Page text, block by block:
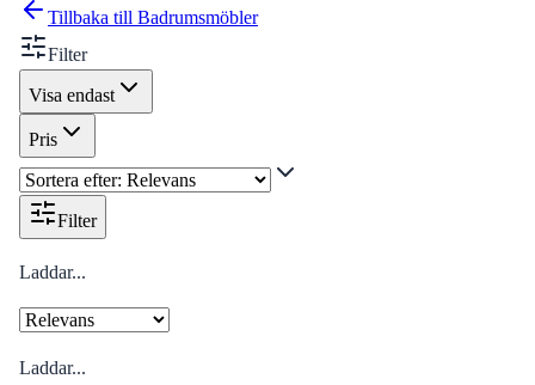
Tillbaka till Badrumsmöbler
Filter
Visa endast
Pris
Filter
Laddar...
Laddar...